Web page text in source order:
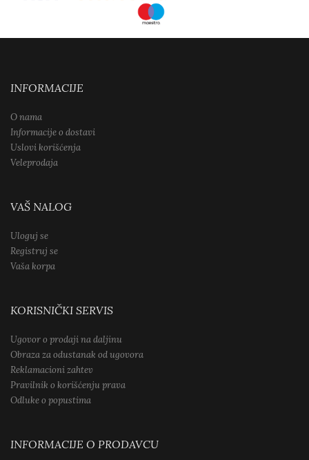
INFORMACIJE
O nama
Informacije o dostavi
Uslovi korišćenja
Veleprodaja
VAŠ NALOG
Uloguj se
Registruj se
Vaša korpa
KORISNIČKI SERVIS
Ugovor o prodaji na daljinu
Obraza za odustanak od ugovora
Reklamacioni zahtev
Pravilnik o korišćenju prava
Odluke o popustima
INFORMACIJE O PRODAVCU